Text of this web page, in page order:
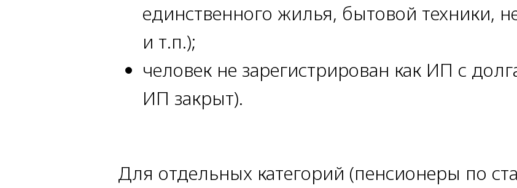
единственного жилья, бытовой техники,
и т.п.);
человек не зарегистрирован как ИП с
ИП закрыт).
Для отдельных категорий (пенсионеры по